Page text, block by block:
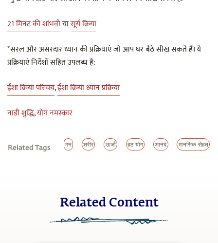
21 मिनट की शांभवीयासूर्य क्रिया
*सरल और असरदार ध्यान की प्रक्रियाएं जो आप घर बैठे सीख सकते हैं। ये
प्रक्रियाएं निर्देशों सहित उपलब्ध है:
ईशा क्रिया परिचय,ईशा क्रिया ध्यान प्रक्रिया
नाड़ी शुद्धि,योग नमस्कार
Related Tags मन शरीर ऊर्जा हठ योग आनंद मानसिक सेहत
Related Content